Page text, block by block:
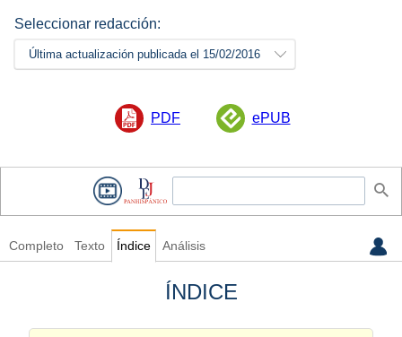
Seleccionar redacción:
Última actualización publicada el 15/02/2016
PDF ePUB
Completo Texto Índice Análisis
ÍNDICE